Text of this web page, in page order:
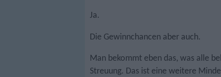
Ja.
Die Gewinnchancen aber auch.
Man bekommt eben das, was alle
Streuung. Das ist eine weitere